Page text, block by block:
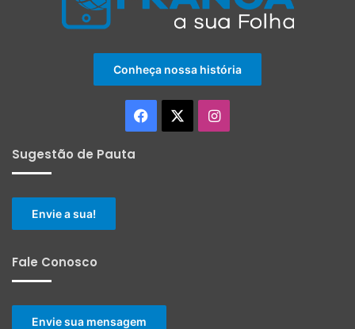
Conheça nossa história
Facebook Instagram
Sugestão de Pauta
Envie a sua!
Fale Conosco
Envie sua mensagem